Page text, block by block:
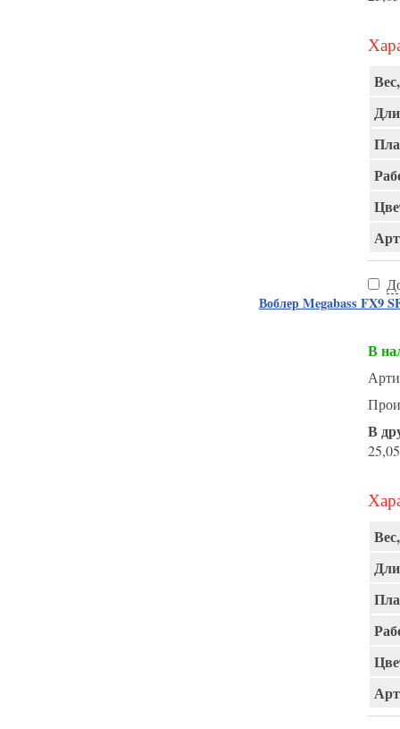
Воблер Megabass FX9
В
В